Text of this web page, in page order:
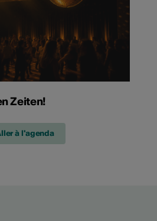
Zeiten!
à l'agenda